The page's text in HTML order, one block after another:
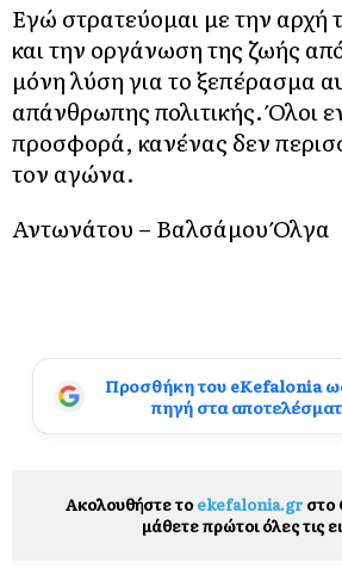
Εγώ στρατεύομαι με την αρχή
και την οργάνωση της ζωής
μόνη λύση για το ξεπέρασμα
απάνθρωπης πολιτικής. Όλοι
προσφορά, κανένας δεν
τον αγώνα.
Αντωνάτου – Βαλσάμου Όλγα
Προσθήκη του eKefalonia
πηγή στα
Ακολουθήστε το ekefalonia.grστο
μάθετε πρώτοι όλες τις